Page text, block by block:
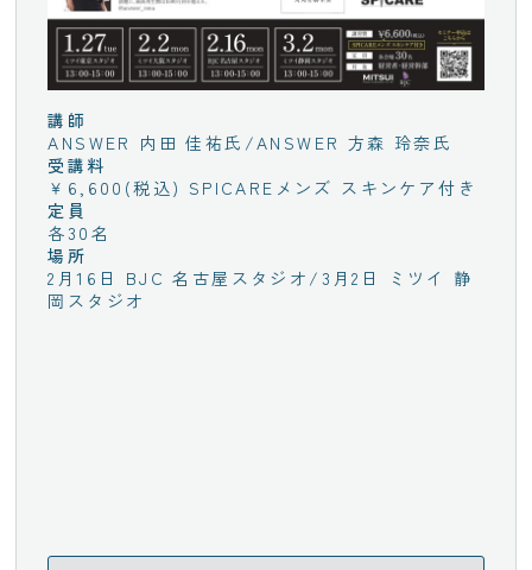
講師
ANSWER 内田 佳祐氏/ANSWER 方森 玲奈氏
受講料
￥6,600(税込) SPICAREメンズ スキンケア付き
定員
各30名
場所
2月16日 BJC 名古屋スタジオ/3月2日 ミツイ 静
岡スタジオ